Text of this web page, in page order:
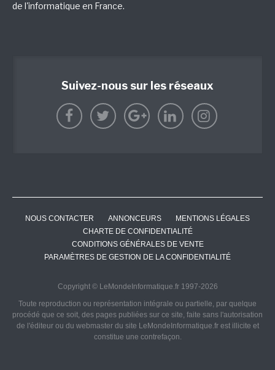
de l'informatique en France.
Suivez-nous sur les réseaux
NOUS CONTACTER ANNONCEURS
MENTIONS LÉGALES
CHARTE DE CONFIDENTIALITÉ
CONDITIONS GÉNÉRALES DE VENTE
PARAMÈTRES DE GESTION DE LA CONFIDENTIALITÉ
Copyright © LeMondeInformatique.fr 1997-2026
Toute reproduction ou représentation intégrale ou partielle, par quelque
procédé que ce soit, des pages publiées sur ce site, faite sans l'autorisation
de l'éditeur ou du webmaster du site LeMondeInformatique.fr est illicite et
constitue une contrefaçon.